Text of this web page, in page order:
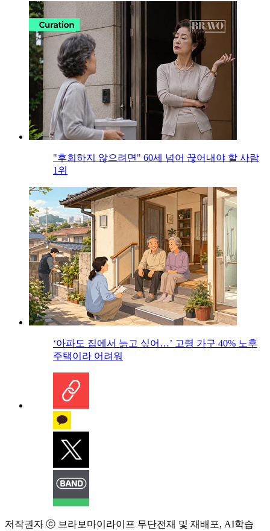
"후회하지 않으려면" 60세 넘어 끊어내야 할 사람
1위
‘아파도 집에서 늙고 싶어…’ 고령 가구 40% 노후
주택이라 어려워
저작권자 ⓒ 브라보마이라이프 무단전재 및 재배포, AI학습